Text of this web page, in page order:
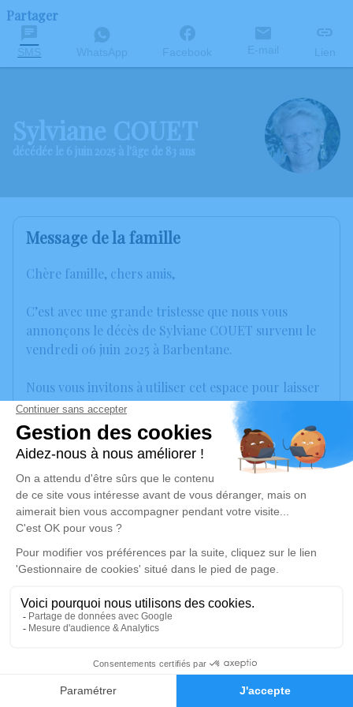
Faire-part Hommages
Partager
SMS WhatsApp Facebook E-mail Lien
Sylviane COUET
décédée le 6 juin 2025 à l'âge de 83 ans
Message de la famille
Chère famille, chers amis,
C’est avec une grande tristesse que nous vous
annonçons le décès de Sylviane COUET survenu le
vendredi 06 juin 2025 à Barbentane.
Nous vous invitons à utiliser cet espace pour laisser
vos condoléances, partager des photos souvenirs,
une anecdote ou exprimer vos pensées à travers des
poèmes ou des textes. Cet endroit est un lieu
d'expression dédié à honorer la mémoire de
Sylviane COUET.
Un service de plantation d’arbre hommage est
disponible ici
Cérémonie religieuse
Église Notre Dame de Grâce de Barbentane
Place de l'Eglise